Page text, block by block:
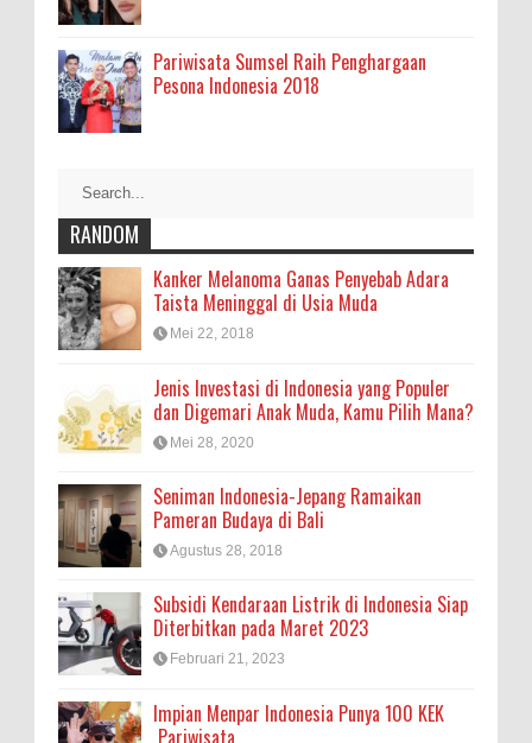
Pariwisata Sumsel Raih Penghargaan
Pesona Indonesia 2018
RANDOM
Kanker Melanoma Ganas Penyebab Adara
Taista Meninggal di Usia Muda
Mei 22, 2018
Jenis Investasi di Indonesia yang Populer
dan Digemari Anak Muda, Kamu Pilih Mana?
Mei 28, 2020
Seniman Indonesia-Jepang Ramaikan
Pameran Budaya di Bali
Agustus 28, 2018
Subsidi Kendaraan Listrik di Indonesia Siap
Diterbitkan pada Maret 2023
Februari 21, 2023
Impian Menpar Indonesia Punya 100 KEK
Pariwisata